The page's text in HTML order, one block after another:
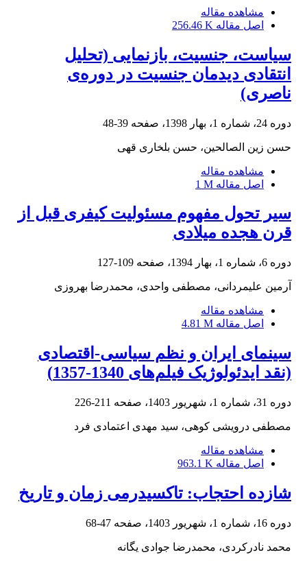
مشاهده مقاله
اصل مقاله 256.46 K
سیاست، جنسیت، بازنمایی (تحلیل
انتقادی دیدمان‌ جنسیت در دوره‌ی
ناصری)
دوره 24، شماره 1، بهار 1398، صفحه 39-48
حسن زین الصالحین، حسن بلخاری قهی
مشاهده مقاله
اصل مقاله 1 M
سیر تحول مفهوم مسئولیت کیفری قبل از
قرن هجده میلادی
دوره 6، شماره 1، بهار 1394، صفحه 109-127
آرمین علیمردانی، مصطفی واحدی، محمدرضا بهروزی
مشاهده مقاله
اصل مقاله 4.81 M
سینمای ایران و نظم سیاسی-اقتصادی
(نقد ایدئولوژیک فیلم‌های 1340-1357)
دوره 31، شماره 1، شهریور 1403، صفحه 211-226
مصطفی درویشی کوهی، سید مهدی اعتمادی فرد
مشاهده مقاله
اصل مقاله 963.1 K
شازده احتجاب: تاکسیدرمی زمان و تاریخ
دوره 16، شماره 1، شهریور 1403، صفحه 47-68
محمد نادرکردی، محمدرضا جوادی یگانه